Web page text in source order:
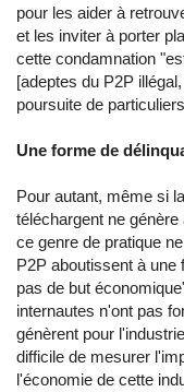
pour les aider à
et les inviter à porter
cette condamnation
[adeptes du P2P
poursuite de
Une forme de
Pour autant, même si
téléchargent ne
ce genre de pratique
P2P aboutissent à une
pas de but
internautes n'ont pas
génèrent pour
difficile de mesurer
l'économie de cette